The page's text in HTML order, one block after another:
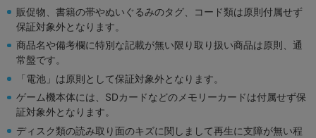
販促物、書籍の帯やぬいぐるみのタグ、コード類は原則付属せず
保証対象外となります。
商品名や備考欄に特別な記載が無い限り取り扱い商品は原則、通
常盤です。
「電池」は原則として保証対象外となります。
ゲーム機本体には、SDカードなどのメモリーカードは付属せず保
証対象外となります。
ディスク類の読み取り面のキズに関しまして再生に支障が無い程